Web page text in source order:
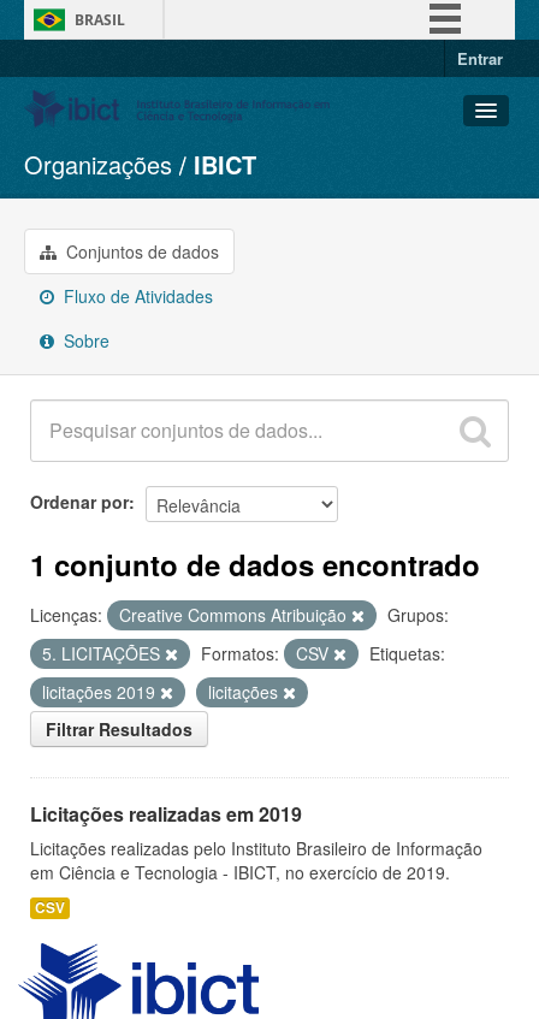
BRASIL
Entrar
Conjuntos de dados
Organizações
Grupos
Sobre
Organizações IBICT
Conjuntos de dados
Fluxo de Atividades
Sobre
Ordenar por
1 conjunto de dados encontrado
Licenças: Creative Commons Atribuição
Grupos:
5. LICITAÇÕES
Formatos: CSV
Etiquetas:
licitações 2019
licitações
Filtrar Resultados
Licitações realizadas em 2019
Licitações realizadas pelo Instituto Brasileiro de Informação
em Ciência e Tecnologia - IBICT, no exercício de 2019.
CSV